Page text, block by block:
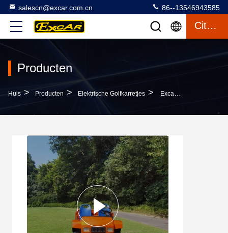
salescn@excar.com.cn 86--13546943585
Citaat
Producten
Huis > Producten > Elektrische Golfkarretjes > Excar New Design Model Electric Mini Buggy Car Ulitity Tool Auto Huishoudelijke Auto Te Koop